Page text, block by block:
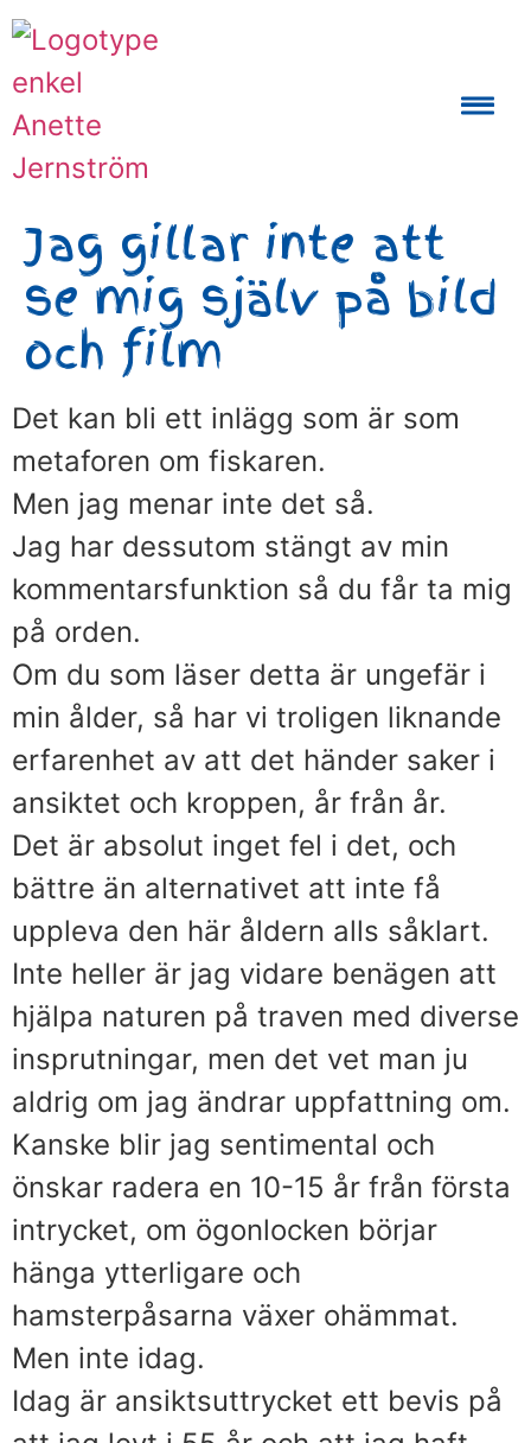
Jag gillar inte att
se mig själv på bild
och film
Det kan bli ett inlägg som är som
metaforen om fiskaren.
Men jag menar inte det så.
Jag har dessutom stängt av min
kommentarsfunktion så du får ta mig
på orden.
Om du som läser detta är ungefär i
min ålder, så har vi troligen liknande
erfarenhet av att det händer saker i
ansiktet och kroppen, år från år.
Det är absolut inget fel i det, och
bättre än alternativet att inte få
uppleva den här åldern alls såklart.
Inte heller är jag vidare benägen att
hjälpa naturen på traven med diverse
insprutningar, men det vet man ju
aldrig om jag ändrar uppfattning om.
Kanske blir jag sentimental och
önskar radera en 10-15 år från första
intrycket, om ögonlocken börjar
hänga ytterligare och
hamsterpåsarna växer ohämmat.
Men inte idag.
Idag är ansiktsuttrycket ett bevis på